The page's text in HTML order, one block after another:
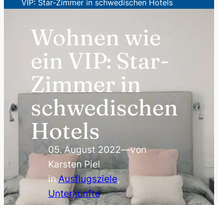
VIP: Star-Zimmer in schwedischen Hotels
Wohnen wie
ein VIP: Star-
Zimmer in
schwedischen
Hotels
05. August 2022—von
Karsten Piel
inAusflugsziele
Unterkünfte